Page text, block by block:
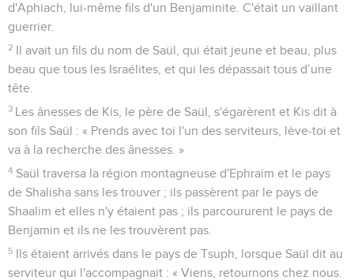
d'Aphiach, lui-même fils d'un Benjaminite. C'était un vaillant
guerrier.
2 Il avait un fils du nom de Saül, qui était jeune et beau, plus
beau que tous les Israélites, et qui les dépassait tous d’une
tête.
3 Les ânesses de Kis, le père de Saül, s'égarèrent et Kis dit à
son fils Saül : « Prends avec toi l'un des serviteurs, lève-toi et
va à la recherche des ânesses. »
4 Saül traversa la région montagneuse d'Ephraïm et le pays
de Shalisha sans les trouver ; ils passèrent par le pays de
Shaalim et elles n'y étaient pas ; ils parcoururent le pays de
Benjamin et ils ne les trouvèrent pas.
5 Ils étaient arrivés dans le pays de Tsuph, lorsque Saül dit au
serviteur qui l'accompagnait : « Viens, retournons chez nous.